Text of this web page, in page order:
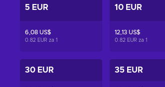
5 EUR
6,08 US$
0.82 EUR za 1
10 EUR
12,13 US$
0.82 EUR za 1
30 EUR 35 EUR